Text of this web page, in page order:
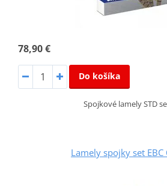
78,90 €
Do košíka
Spojkové lamely STD
Lamely spojky set EBC